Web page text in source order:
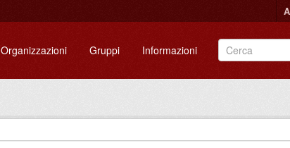
Organizzazioni Gruppi Informazioni